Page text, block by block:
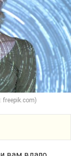
freepik.com)